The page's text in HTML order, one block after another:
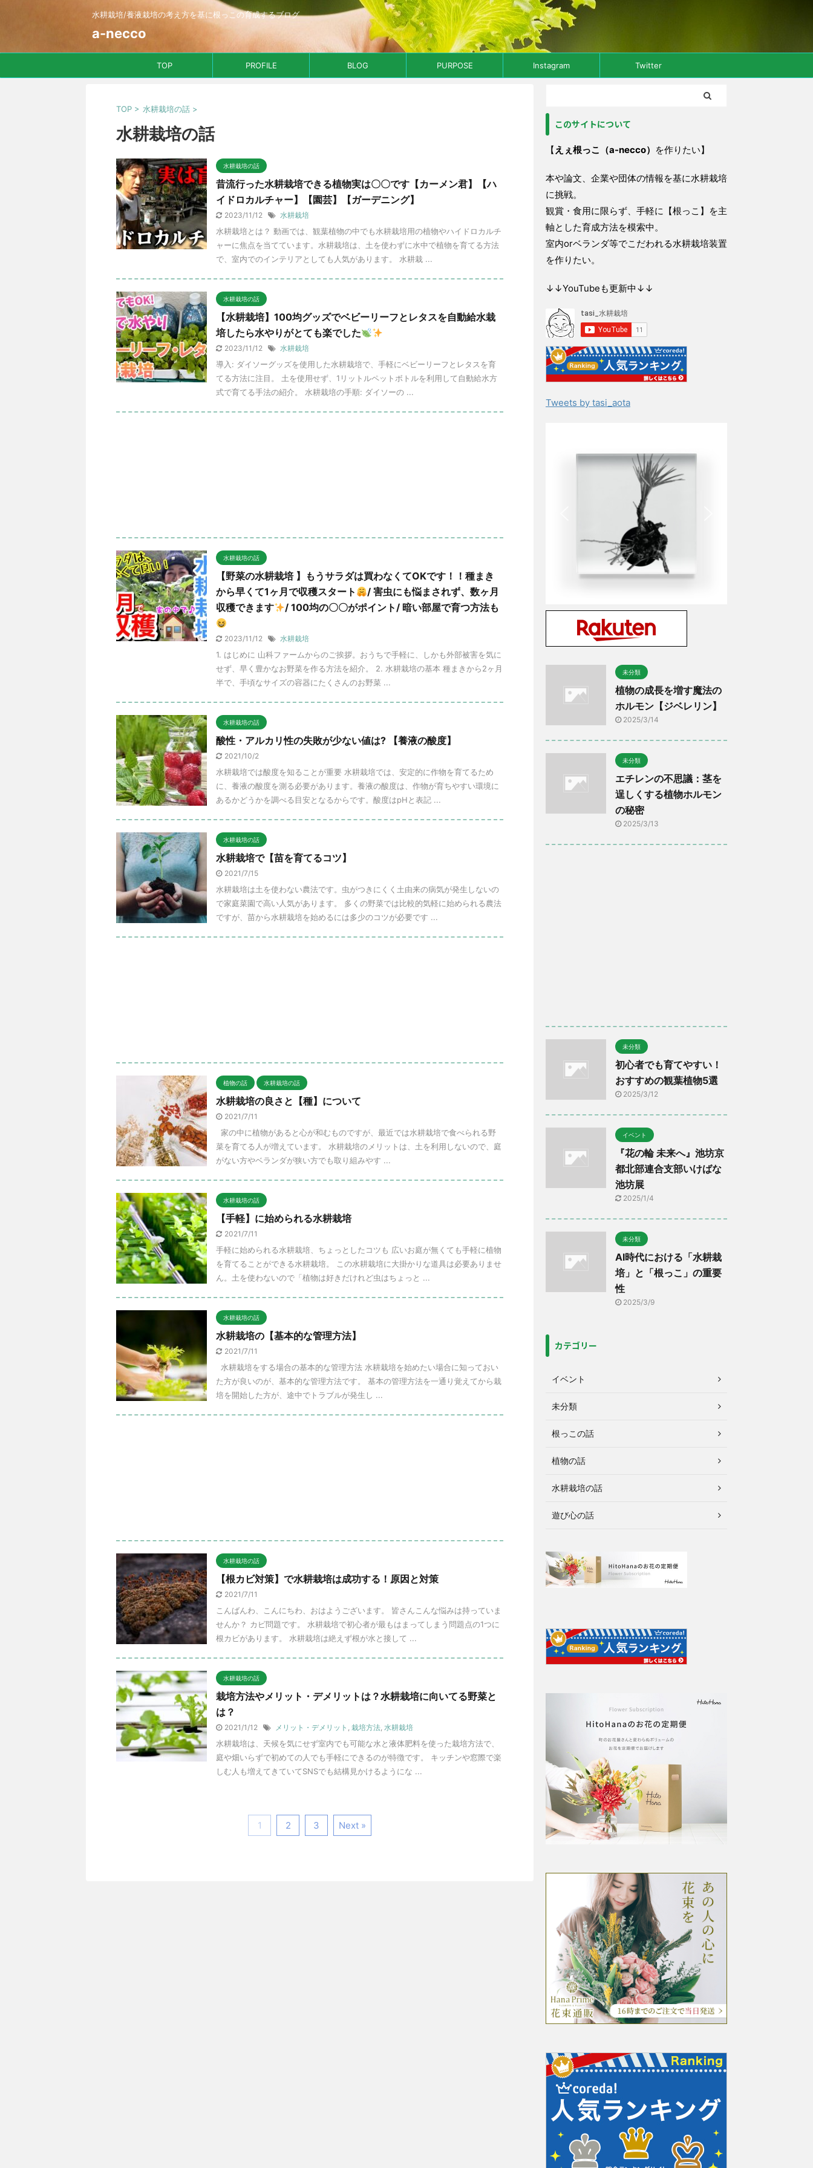
水耕栽培/養液栽培の考え方を基に根っこの育成するブログ
a-necco
TOP PROFILE BLOG PURPOSE Instagram Twitter
TOP > 水耕栽培の話 >
水耕栽培の話
水耕栽培の話
昔流行った水耕栽培できる植物実は〇〇です【カーメン君】【ハ
イドロカルチャー】【園芸】【ガーデニング】
2023/11/12 水耕栽培
水耕栽培とは？ 動画では、観葉植物の中でも水耕栽培用の植物やハイドロカルチ
ャーに焦点を当てています。水耕栽培は、土を使わずに水中で植物を育てる方法
で、室内でのインテリアとしても人気があります。 水耕栽 ...
水耕栽培の話
【水耕栽培】100均グッズでベビーリーフとレタスを自動給水栽
培したら水やりがとても楽でした
2023/11/12 水耕栽培
導入: ダイソーグッズを使用した水耕栽培で、手軽にベビーリーフとレタスを育
てる方法に注目。 土を使用せず、1リットルペットボトルを利用して自動給水方
式で育てる手法の紹介。 水耕栽培の手順: ダイソーの ...
水耕栽培の話
【野菜の水耕栽培 】もうサラダは買わなくてOKです！！種まき
から早くて1ヶ月で収穫スタート
/ 害虫にも悩まされず、数ヶ月
収穫できます
/ 100均の〇〇がポイント/ 暗い部屋で育つ方法も
2023/11/12 水耕栽培
1. はじめに 山科ファームからのご挨拶。おうちで手軽に、しかも外部被害を気に
せず、早く豊かなお野菜を作る方法を紹介。 2. 水耕栽培の基本 種まきから2ヶ月
半で、手頃なサイズの容器にたくさんのお野菜 ...
水耕栽培の話
酸性・アルカリ性の失敗が少ない値は? 【養液の酸度】
2021/10/2
水耕栽培では酸度を知ることが重要 水耕栽培では、安定的に作物を育てるため
に、養液の酸度を測る必要があります。養液の酸度は、作物が育ちやすい環境に
あるかどうかを調べる目安となるからです。酸度はpHと表記 ...
水耕栽培の話
水耕栽培で【苗を育てるコツ】
2021/7/15
水耕栽培は土を使わない農法です。虫がつきにくく土由来の病気が発生しないの
で家庭菜園で高い人気があります。 多くの野菜では比較的気軽に始められる農法
ですが、苗から水耕栽培を始めるには多少のコツが必要です ...
植物の話 水耕栽培の話
水耕栽培の良さと【種】について
2021/7/11
家の中に植物があると心が和むものですが、最近では水耕栽培で食べられる野
菜を育てる人が増えています。 水耕栽培のメリットは、土を利用しないので、庭
がない方やベランダが狭い方でも取り組みやす ...
水耕栽培の話
【手軽】に始められる水耕栽培
2021/7/11
手軽に始められる水耕栽培、ちょっとしたコツも 広いお庭が無くても手軽に植物
を育てることができる水耕栽培。 この水耕栽培に大掛かりな道具は必要ありませ
ん。土を使わないので「植物は好きだけれど虫はちょっと ...
水耕栽培の話
水耕栽培の【基本的な管理方法】
2021/7/11
水耕栽培をする場合の基本的な管理方法 水耕栽培を始めたい場合に知っておい
た方が良いのが、基本的な管理方法です。 基本の管理方法を一通り覚えてから栽
培を開始した方が、途中でトラブルが発生し ...
水耕栽培の話
【根カビ対策】で水耕栽培は成功する！原因と対策
2021/7/11
こんばんわ、こんにちわ、おはようございます。 皆さんこんな悩みは持っていま
せんか？ カビ問題です。 水耕栽培で初心者が最もはまってしまう問題点の1つに
根カビがあります。 水耕栽培は絶えず根が水と接して ...
水耕栽培の話
栽培方法やメリット・デメリットは？水耕栽培に向いてる野菜と
は？
2021/1/12 メリット・デメリット , 栽培方法, 水耕栽培
水耕栽培は、天候を気にせず室内でも可能な水と液体肥料を使った栽培方法で、
庭や畑いらずで初めての人でも手軽にできるのが特徴です。 キッチンや窓際で楽
しむ人も増えてきていてSNSでも結構見かけるようにな ...
1 2 3 Next »
このサイトについて
【 えぇ根っこ（a-necco） を作りたい】
本や論文、企業や団体の情報を基に水耕栽培
に挑戦。
観賞・食用に限らず、手軽に【根っこ】を主
軸とした育成方法を模索中。
室内orベランダ等でこだわれる水耕栽培装置
を作りたい。
↓↓YouTubeも更新中↓↓
Tweets by tasi_aota
未分類
植物の成長を増す魔法の
ホルモン【ジベレリン】
2025/3/14
未分類
エチレンの不思議：茎を
逞しくする植物ホルモン
の秘密
2025/3/13
未分類
初心者でも育てやすい！
おすすめの観葉植物5選
2025/3/12
イベント
『花の輪 未来へ』池坊京
都北部連合支部いけばな
池坊展
2025/1/4
未分類
AI時代における「水耕栽
培」と「根っこ」の重要
性
2025/3/9
カテゴリー
イベント
未分類
根っこの話
植物の話
水耕栽培の話
遊び心の話